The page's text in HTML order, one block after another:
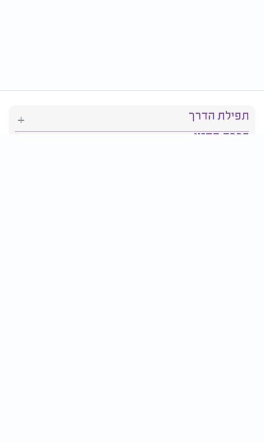
תפילת הדרך
ברכת המזון